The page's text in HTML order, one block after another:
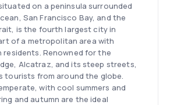
on a peninsula surrounded
San Francisco Bay, and the
is the fourth largest city in
of a metropolitan area with
residents. Renowned for the
Alcatraz, and its steep streets,
from around the globe.
with cool summers and
and autumn are the ideal